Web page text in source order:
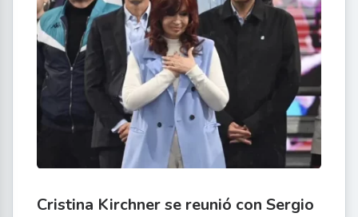
Cristina Kirchner se reunió con Sergio